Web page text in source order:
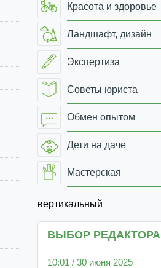
Красота и здоровье
Ландшафт, дизайн
Экспертиза
Советы юриста
Обмен опытом
Дети на даче
Мастерская
вертикальный
ВЫБОР РЕДАКТОРА
10:01 / 30 июня 2025